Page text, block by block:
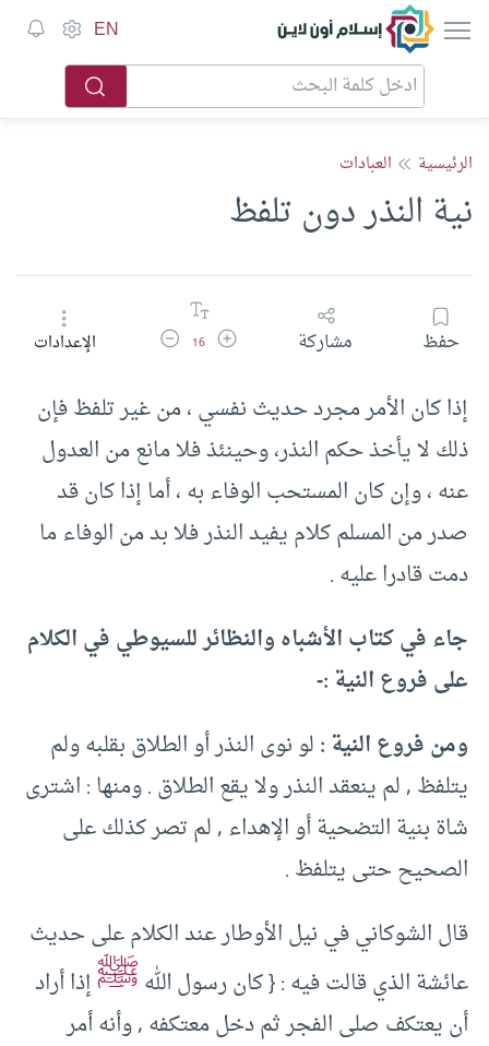
إسلام أون لاين EN
الرئيسية العبادات
نية النذر دون تلفظ
حفظ مشاركة زيادة حجم الخط
16 تقليل حجم الخطالإعدادات
إذا كان الأمر مجرد حديث نفسي ، من غير تلفظ فإن
ذلك لا يأخذ حكم النذر، وحينئذ فلا مانع من العدول
عنه ، وإن كان المستحب الوفاء به ، أما إذا كان قد
صدر من المسلم كلام يفيد النذر فلا بد من الوفاء ما
دمت قادرا عليه .
جاء في كتاب الأشباه والنظائر للسيوطي في الكلام
على فروع النية :-
ومن فروع النية :لو نوى النذر أو الطلاق بقلبه ولم
يتلفظ , لم ينعقد النذر ولا يقع الطلاق . ومنها : اشترى
شاة بنية التضحية أو الإهداء , لم تصر كذلك على
الصحيح حتى يتلفظ .
قال الشوكاني في نيل الأوطار عند الكلام على حديث
عائشة الذي قالت فيه : { كان رسول اللهﷺإذا أراد
أن يعتكف صلى الفجر ثم دخل معتكفه , وأنه أمر